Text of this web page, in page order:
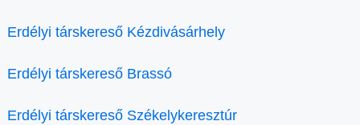
Erdélyi társkereső Kézdivásárhely
Erdélyi társkereső Brassó
Erdélyi társkereső Székelykeresztúr